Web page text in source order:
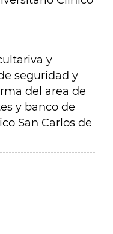
y
seguridad y
del area de
y banco de
San Carlos de